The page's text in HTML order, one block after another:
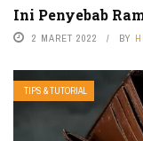
Ini Penyebab
2 MARET 2022 BY
TIPS & TUTORIAL